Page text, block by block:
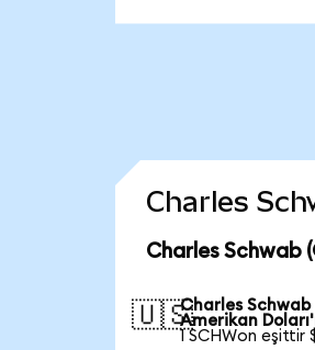
Charles
Charles Schwab
🇺🇸Charles
Amerikan
1 SCHWon eşittir